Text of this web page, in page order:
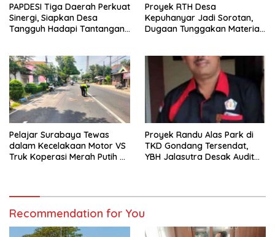
PAPDESI Tiga Daerah Perkuat
Sinergi, Siapkan Desa
Tangguh Hadapi Tantangan
Proyek RTH Desa
Kepuhanyar Jadi Sorotan,
Dugaan Tunggakan Material
Pelajar Surabaya Tewas
dalam Kecelakaan Motor VS
Truk Koperasi Merah Putih di
Proyek Randu Alas Park di
TKD Gondang Tersendat,
YBH Jalasutra Desak Audit
Recommendation for You